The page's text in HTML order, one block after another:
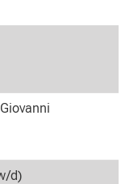
d)